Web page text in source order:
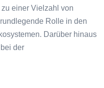
einer Vielzahl von
Rolle in den
Darüber hinaus
der